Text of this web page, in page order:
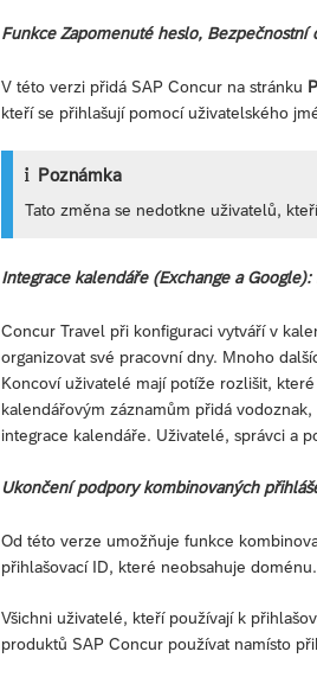
Funkce Zapomenuté heslo, Bezpečnostní
V této verzi přidá SAP Concur na stránku
kteří se přihlašují pomocí uživatelského
Poznámka
Tato změna se nedotkne uživatelů,
Integrace kalendáře (Exchange a
Concur Travel při konfiguraci vytváří v
organizovat své pracovní dny. Mnoho
Koncoví uživatelé mají potíže rozlišit,
kalendářovým záznamům přidá
integrace kalendáře. Uživatelé, správci a
Ukončení podpory kombinovaných
Od této verze umožňuje funkce
přihlašovací ID, které neobsahuje doménu.
Všichni uživatelé, kteří používají k
produktů SAP Concur používat namísto